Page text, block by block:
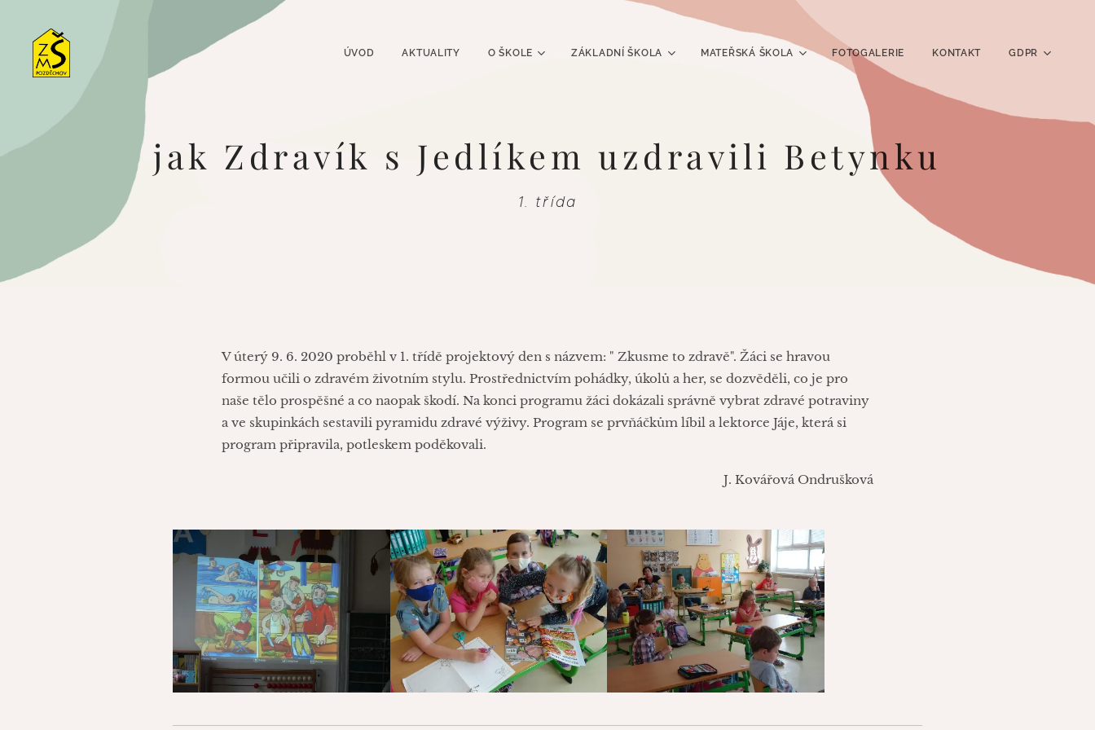
ÚVOD AKTUALITY O ŠKOLE ZÁKLADNÍ ŠKOLA MATEŘSKÁ ŠKOLA FOTOGALERIE KONTAKT GDPR
jak Zdravík s Jedlíkem uzdravili Betynku
1. třída
V úterý 9. 6. 2020 proběhl v 1. třídě projektový den s názvem: " Zkusme to zdravě". Žáci se hravou
formou učili o zdravém životním stylu. Prostřednictvím pohádky, úkolů a her, se dozvěděli, co je pro
naše tělo prospěšné a co naopak škodí. Na konci programu žáci dokázali správně vybrat zdravé potraviny
a ve skupinkách sestavili pyramidu zdravé výživy. Program se prvňáčkům líbil a lektorce Jáje, která si
program připravila, potleskem poděkovali.
J. Kovářová Ondrušková